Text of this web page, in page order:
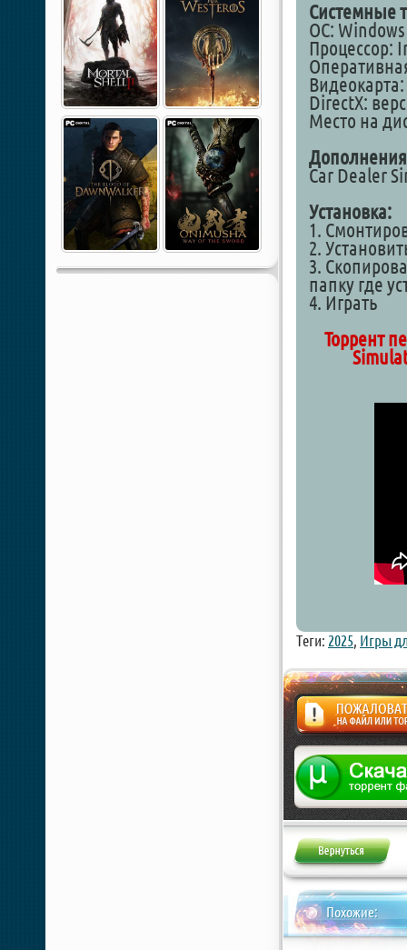
Системные
ОС: Windows
Процессор:
Видеокарта:
DirectX:
Место на
Car Dealer
Установка:
1.
2.
3.
папку где
4. Играть
Торрент
Теги: 2025, Игры
Жалоба
Похожие: